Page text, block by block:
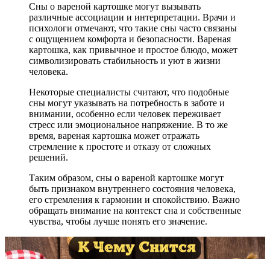
Сны о вареной картошке могут вызывать
различные ассоциации и интерпретации. Врачи и
психологи отмечают, что такие сны часто связаны
с ощущением комфорта и безопасности. Вареная
картошка, как привычное и простое блюдо, может
символизировать стабильность и уют в жизни
человека.
Некоторые специалисты считают, что подобные
сны могут указывать на потребность в заботе и
внимании, особенно если человек переживает
стресс или эмоциональное напряжение. В то же
время, вареная картошка может отражать
стремление к простоте и отказу от сложных
решений.
Таким образом, сны о вареной картошке могут
быть признаком внутреннего состояния человека,
его стремления к гармонии и спокойствию. Важно
обращать внимание на контекст сна и собственные
чувства, чтобы лучше понять его значение.